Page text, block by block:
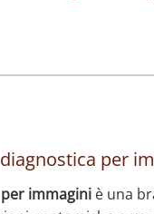
diagnostica per
immagini è una